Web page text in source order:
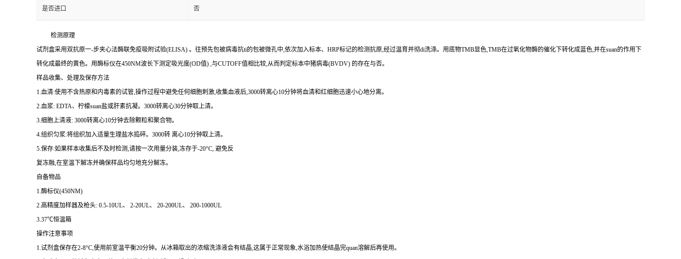
是否进口 否
检测原理
试剂盒采用双抗原一-步夹心法酶联免疫吸附试验(ELISA) 。往预先包被病毒抗ti的包被微孔中,依次加入标本、 HRP标记的检测抗原,经过温育并彻di洗涤。用底物TMB显色,TMB在过氧化物酶的催化下转化成蓝色,并在suan的作用下
转化成最终的黄色。用酶标仪在450NM波长下测定吸光度(OD值) ,与CUTOFF值相比较,从而判定标本中猪病毒(BVDV) 的存在与否。
样品收集、处理及保存方法
1.血清:使用不含热原和内毒素的试管,操作过程中避免任何细胞刺激,收集血液后,3000转离心10分钟将血清和红细胞迅速小心地分离。
2.血浆: EDTA、柠檬suan盐或肝素抗凝。 3000转离心30分钟取上清。
3.细胞上清液: 3000转离心10分钟去除颗粒和聚合物。
4.组织匀浆:将组织加入适量生理盐水捣碎。 3000转 离心10分钟取上清。
5.保存:如果样本收集后不及时检测,请按一次用量分装,冻存于-20°C, 避免反
复冻融,在室温下解冻并确保样品均匀地充分解冻。
自备物品
1.酶标仪(450NM)
2.高精度加样器及枪头: 0.5-10UL、 2-20UL、 20-200UL、 200-1000UL
3.37℃恒温箱
操作注意事项
1.试剂盒保存在2-8°C,使用前室温平衡20分钟。从冰箱取出的浓缩洗涤液会有结晶,这属于正常现象,水浴加热使结晶完quan溶解后再使用。